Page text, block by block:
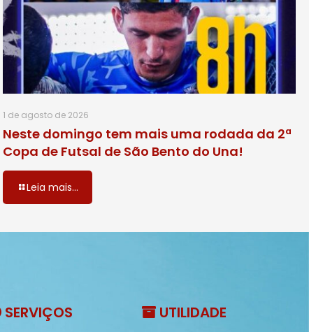
1 de agosto de 2026
Neste domingo tem mais uma rodada da 2ª
Copa de Futsal de São Bento do Una!
Leia mais...
SERVIÇOS UTILIDADE